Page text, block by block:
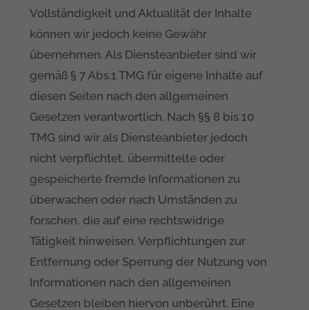
Vollständigkeit und Aktualität der Inhalte
können wir jedoch keine Gewähr
übernehmen. Als Diensteanbieter sind wir
gemäß § 7 Abs.1 TMG für eigene Inhalte auf
diesen Seiten nach den allgemeinen
Gesetzen verantwortlich. Nach §§ 8 bis 10
TMG sind wir als Diensteanbieter jedoch
nicht verpflichtet, übermittelte oder
gespeicherte fremde Informationen zu
überwachen oder nach Umständen zu
forschen, die auf eine rechtswidrige
Tätigkeit hinweisen. Verpflichtungen zur
Entfernung oder Sperrung der Nutzung von
Informationen nach den allgemeinen
Gesetzen bleiben hiervon unberührt. Eine